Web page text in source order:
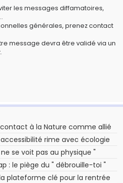
les messages diffamatoires,
générales, prenez contact
message devra être validé via un
à la Nature comme allié
rime avec écologie
se voit pas au physique "
: le piège du " débrouille-toi "
plateforme clé pour la rentrée